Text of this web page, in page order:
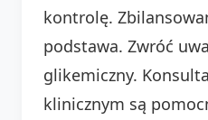
kontrolę.
podstawa. Zwróć
glikemiczny.
klinicznym są